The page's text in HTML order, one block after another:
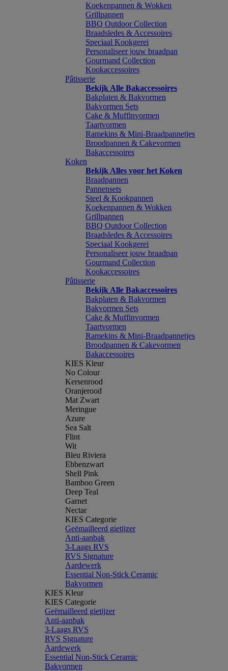
Koekenpannen & Wokken
Grillpannen
BBQ Outdoor Collection
Braadsledes & Accessoires
Speciaal Kookgerei
Personaliseer jouw braadpan
Gourmand Collection
Kookaccessoires
Pâtisserie
Bekijk Alle Bakaccessoires
Bakplaten & Bakvormen
Bakvormen Sets
Cake & Muffinvormen
Taartvormen
Ramekins & Mini-Braadpannetjes
Broodpannen & Cakevormen
Bakaccessoires
Koken
Bekijk Alles voor het Koken
Braadpannen
Pannensets
Steel & Kookpannen
Koekenpannen & Wokken
Grillpannen
BBQ Outdoor Collection
Braadsledes & Accessoires
Speciaal Kookgerei
Personaliseer jouw braadpan
Gourmand Collection
Kookaccessoires
Pâtisserie
Bekijk Alle Bakaccessoires
Bakplaten & Bakvormen
Bakvormen Sets
Cake & Muffinvormen
Taartvormen
Ramekins & Mini-Braadpannetjes
Broodpannen & Cakevormen
Bakaccessoires
KIES Kleur
No Colour
Kersenrood
Oranjerood
Mat Zwart
Meringue
Azure
Sea Salt
Flint
Wit
Bleu Riviera
Ebbenzwart
Shell Pink
Bamboo Green
Deep Teal
Garnet
Nectar
KIES Categorie
Geëmailleerd gietijzer
Anti-aanbak
3-Laags RVS
RVS Signature
Aardewerk
Essential Non-Stick Ceramic
Bakvormen
KIES Kleur
KIES Categorie
Geëmailleerd gietijzer
Anti-aanbak
3-Laags RVS
RVS Signature
Aardewerk
Essential Non-Stick Ceramic
Bakvormen